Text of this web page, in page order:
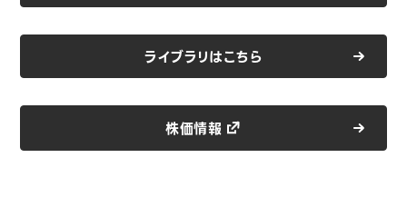
2026年度第3四半期：2027年2月4日発表予定
2026年度通期および第4四半期：2027年5月11日発表予
ライブラリはこちら
株価情報